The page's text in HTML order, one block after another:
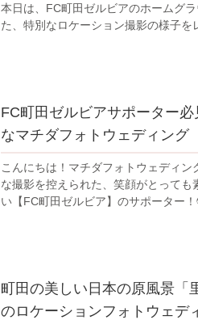
本日は、FC町田ゼルビアのホームグ
た、特別なロケーション撮影の様子を
FC町田ゼルビアサポーター
なマチダフォトウェディング
こんにちは！マチダフォトウェディ
な撮影を控えられた、笑顔がとっても素敵なお二
い【FC町田ゼルビア】のサポーター
町田の美しい日本の原風景「
のロケーションフォトウェデ